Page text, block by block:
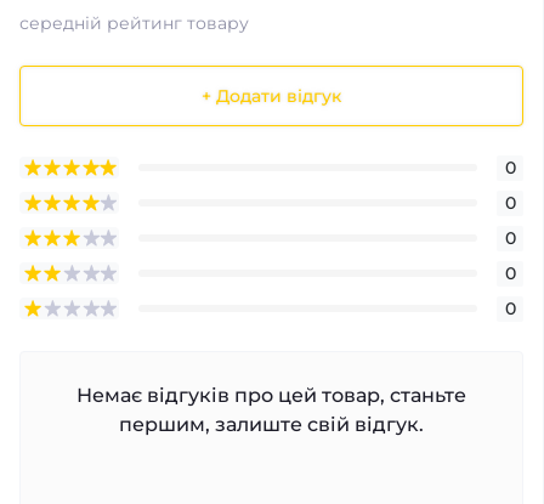
середній рейтинг товару
+ Додати відгук
0
0
0
0
0
Немає відгуків про цей товар, станьте
першим, залиште свій відгук.